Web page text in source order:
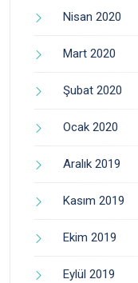
Nisan 2020
Mart 2020
Şubat 2020
Ocak 2020
Aralık 2019
Kasım 2019
Ekim 2019
Eylül 2019